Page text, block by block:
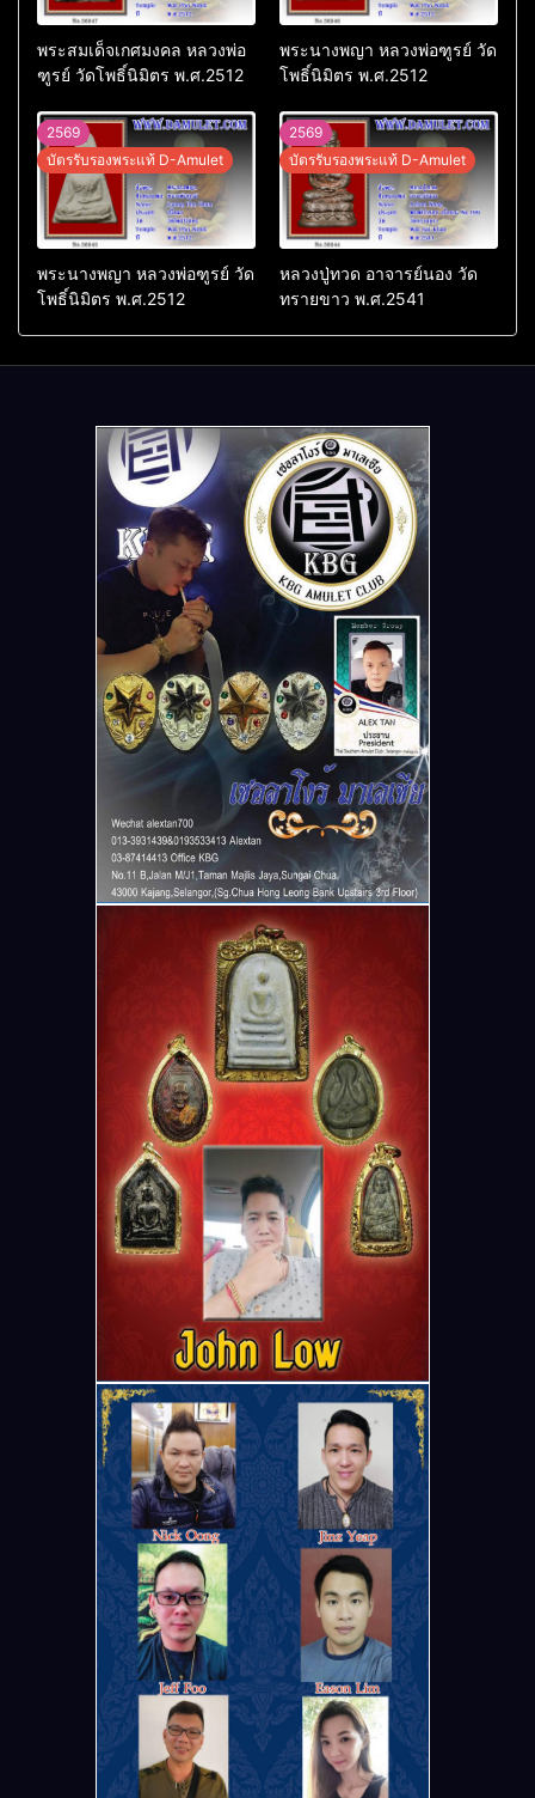
พระสมเด็จเกศมงคล หลวงพ่อ
ฑูรย์ วัดโพธิ์นิมิตร พ.ศ.2512
พระนางพญา หลวงพ่อฑูรย์ วัด
โพธิ์นิมิตร พ.ศ.2512
2569
บัตรรับรองพระแท้ D-Amulet
พระนางพญา หลวงพ่อฑูรย์ วัด
โพธิ์นิมิตร พ.ศ.2512
2569
บัตรรับรองพระแท้ D-Amulet
หลวงปู่ทวด อาจารย์นอง วัด
ทรายขาว พ.ศ.2541